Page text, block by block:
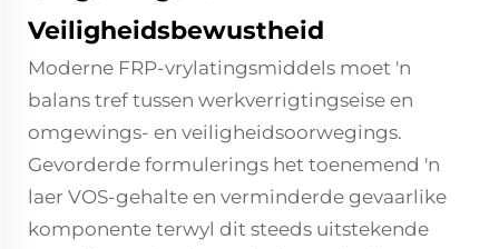
Veiligheidsbewustheid
Moderne FRP-vrylatingsmiddels moet 'n
balans tref tussen werkverrigtingseise en
omgewings- en veiligheidsoorwegings.
Gevorderde formulerings het toenemend 'n
laer VOS-gehalte en verminderde gevaarlike
komponente terwyl dit steeds uitstekende